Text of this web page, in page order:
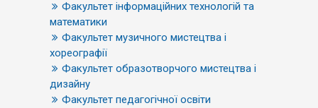
Факультет інформаційних технологій та
математики
Факультет музичного мистецтва і
хореографії
Факультет образотворчого мистецтва і
дизайну
Факультет педагогічної освіти